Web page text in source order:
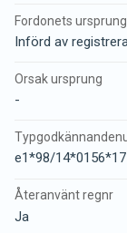
Fordonets ursprung
Införd av
Orsak ursprung
-
e1*98/14*0156*17
Återanvänt regnr
Ja